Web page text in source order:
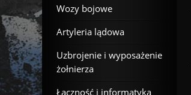
Wozy bojowe
Artyleria lądowa
Uzbrojenie i wyposażenie
żołnierza
Łączność i informatyka